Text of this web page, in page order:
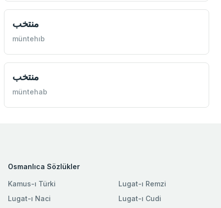
منتخب
müntehıb
منتخب
müntehab
Osmanlıca Sözlükler
Kamus-ı Türki
Lugat-ı Naci
Lugat-ı Remzi
Lugat-ı Cudi